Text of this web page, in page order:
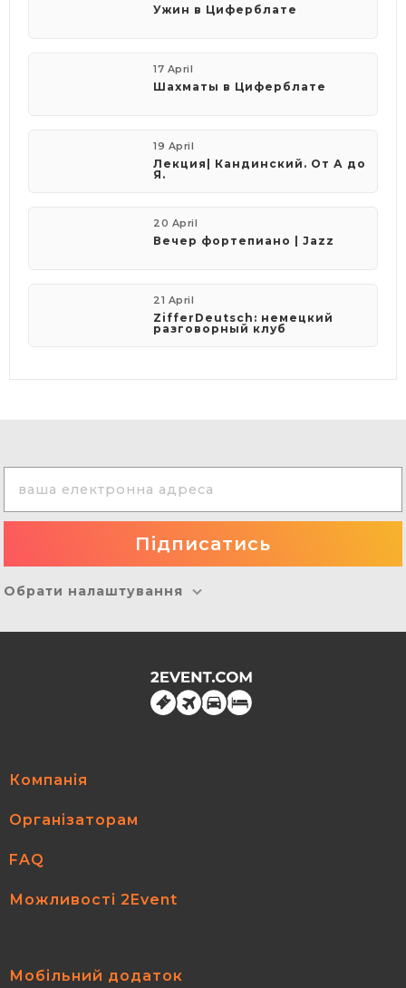
Ужин в Циферблате
17 April
Шахматы в Циферблате
19 April
Лекция| Кандинский. От А до
Я.
20 April
Вечер фортепиано | Jazz
21 April
ZifferDeutsch: немецкий
разговорный клуб
Обрати налаштування
Компанія
Організаторам
FAQ
Можливості 2Event
Мобільний додаток